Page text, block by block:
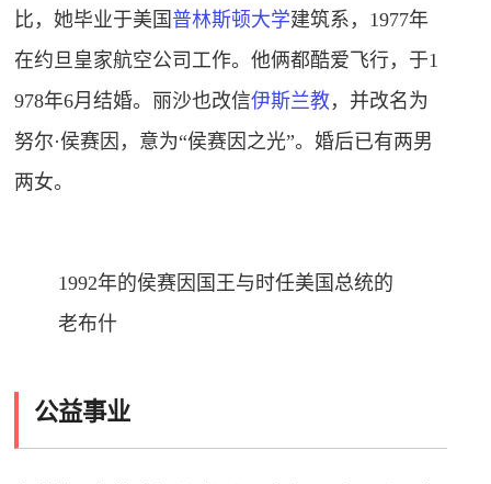
比，她毕业于美国 普林斯顿大学建筑系，1977年
在约旦皇家航空公司工作。他俩都酷爱飞行，于1
978年6月结婚。丽沙也改信伊斯兰教，并改名为
努尔·侯赛因，意为“侯赛因之光”。婚后已有两男
两女。
1992年的侯赛因国王与时任美国总统的
老布什
公益事业